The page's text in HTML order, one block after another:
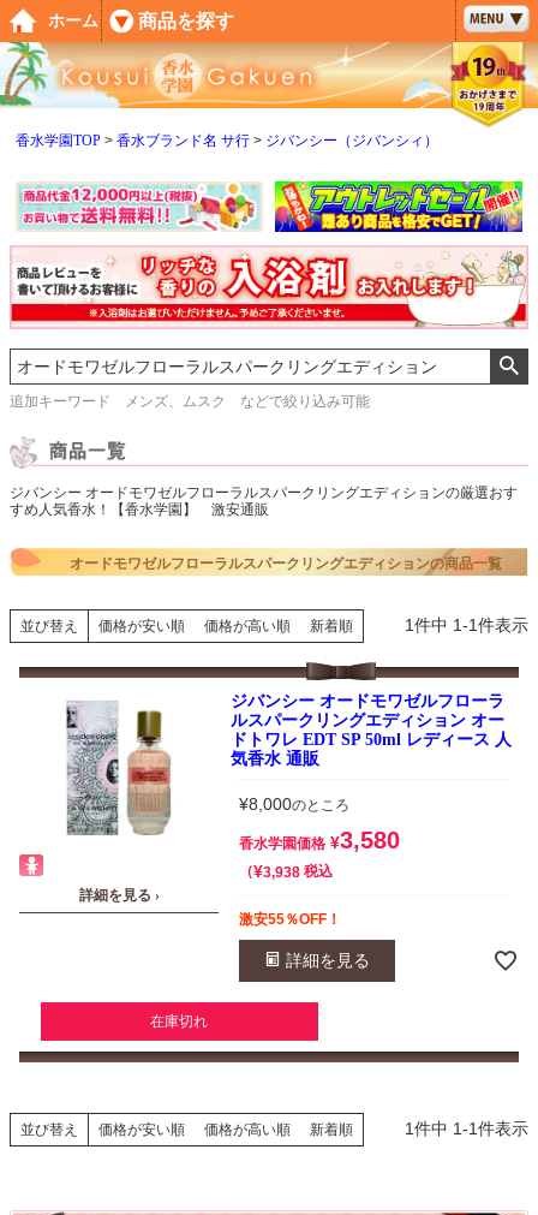
香水学園TOP 香水ブランド名 サ行 ジバンシー（ジバンシィ）
追加キーワード メンズ、ムスク などで絞り込み可能
ジバンシー オードモワゼルフローラルスパークリングエディションの厳選おす
すめ人気香水！【香水学園】 激安通販
オードモワゼルフローラルスパークリングエディションの商品一覧
並び替え 価格が安い順 価格が高い順 新着順 1件中 1-1件表示
詳細を見る ›
ジバンシー オードモワゼルフローラ
ルスパークリングエディション オー
ドトワレ EDT SP 50ml レディース 人
気香水 通販
¥8,000のところ
香水学園価格 ¥3,580
¥3,938 税込
激安55％OFF！
詳細を見る
在庫切れ
並び替え 価格が安い順 価格が高い順 新着順 1件中 1-1件表示
ペー
ジト
ップ
へ
ホーム 商品を探す